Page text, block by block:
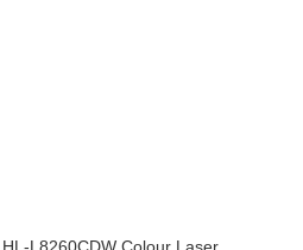
L8260CDW Colour Laser